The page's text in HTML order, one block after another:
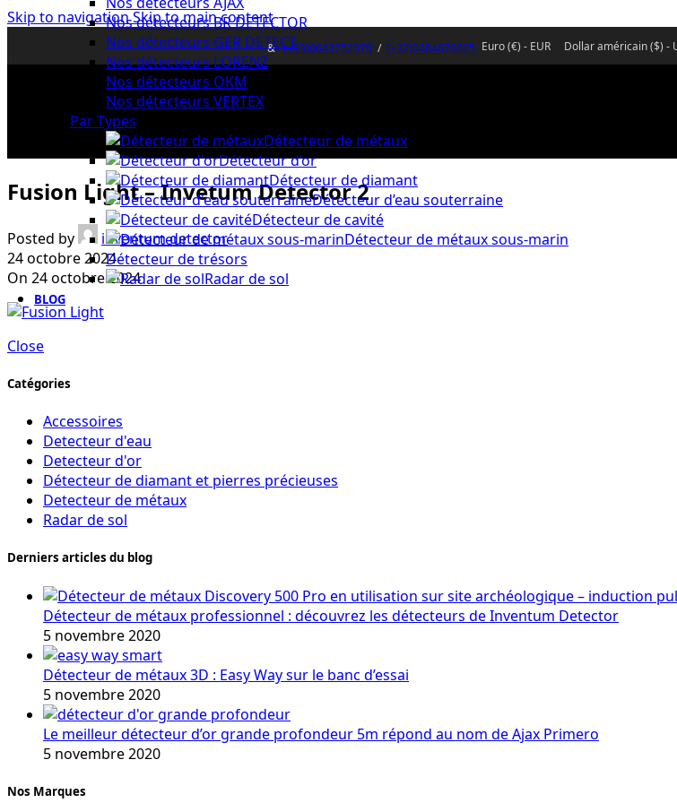
Skip to navigationSkip to main content
&(+33)0643752370/ (+32)0484676625 Euro (€) - EUR Dollar américain ($) -
Nos détecteurs BR DETECTOR
Nos détecteurs GER DETECT
Nos détecteurs LORENZ
Nos détecteurs OKM
Nos détecteurs VERTEX
Par Types
Détecteur de métaux
Détecteur d’or
Détecteur de diamant
Détecteur d’eau souterraine
Détecteur de cavité
Détecteur de métaux sous-marin
Détecteur de trésors
Radar de sol
BLOG
Fusion Light – Invetum Detector 2
Posted by
inventum detector
24 octobre 2024
On 24 octobre 2024
Close
Catégories
Accessoires
Detecteur d'eau
Detecteur d'or
Détecteur de diamant et pierres précieuses
Detecteur de métaux
Radar de sol
Derniers articles du blog
Détecteur de métaux professionnel : découvrez les détecteurs de Inventum Detector
5 novembre 2020
Détecteur de métaux 3D : Easy Way sur le banc d’essai
5 novembre 2020
Le meilleur détecteur d’or grande profondeur 5m répond au nom de Ajax Primero
5 novembre 2020
Nos Marques